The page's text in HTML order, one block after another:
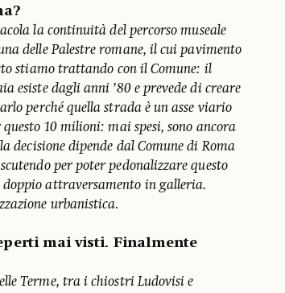
la continuità del percorso museale
delle Palestre romane, il cui pavimento
stiamo trattando con il Comune: il
esiste dagli anni ’80 e prevede di creare
perché quella strada è un asse viario
10 milioni: mai spesi, sono ancora
decisione dipende dal Comune di Roma
per poter pedonalizzare questo
attraversamento in galleria.
urbanistica.
mai visti. Finalmente
Terme, tra i chiostri Ludovisi e